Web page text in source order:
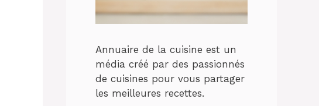
Annuaire de la cuisine est un
média créé par des passionnés
de cuisines pour vous partager
les meilleures recettes.